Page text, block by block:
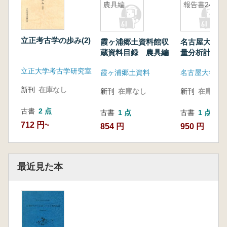
立正考古学の歩み(2)
立正大学考古学研究室
新刊 在庫なし
古書 2 点
712 円~
農具編
霞ヶ浦郷土資料館収
蔵資料目録 農具編
霞ヶ浦郷土資料
新刊 在庫なし
古書 1 点
854 円
報告書24
名古屋大学
量分析計業
新刊 在庫なし
古書 1 点
950 円
最近見た本